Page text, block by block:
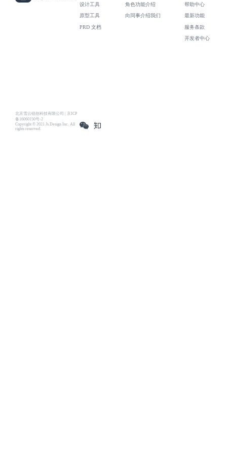
北京雪云锐创科技有限公司 | 京ICP
备16060150号-2
Copyright © 2021 Js.Design Inc. All
rights reserved.
设计工具
原型工具
PRD 文档
角色功能介绍
向同事介绍我们
帮助中心
最新功能
服务条款
开发者中心